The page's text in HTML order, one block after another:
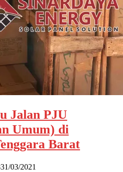
Jalan PJU
Umum) di
Barat
31/03/2021